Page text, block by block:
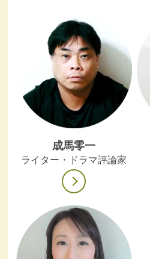
成馬零一
ライター・ドラマ評論家